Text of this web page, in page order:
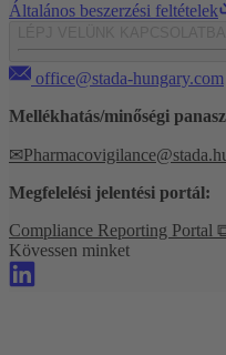
Általános beszerzési feltételek
office@stada-hungary.com
Mellékhatás/minőségi
✉
Megfelelési jelentési portál:
Compliance Reporting Portal
Kövessen minket